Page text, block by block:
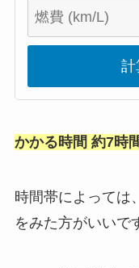
計
かかる時間 約7時
時間帯によっては
をみた方がいいで